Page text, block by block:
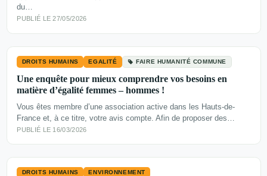
du…
PUBLIÉ LE 27/05/2026
DROITS HUMAINS EGALITÉ FAIRE HUMANITÉ COMMUNE
Une enquête pour mieux comprendre vos besoins en
matière d’égalité femmes – hommes !
Vous êtes membre d’une association active dans les Hauts-de-
France et, à ce titre, votre avis compte. Afin de proposer des…
PUBLIÉ LE 16/03/2026
DROITS HUMAINS
ENVIRONNEMENT